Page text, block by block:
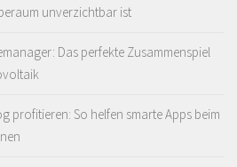
unverzichtbar ist
Das perfekte Zusammenspiel
profitieren: So helfen smarte Apps beim